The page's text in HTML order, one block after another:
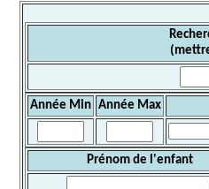
Année Min Année Max
Prénom de l'enfant